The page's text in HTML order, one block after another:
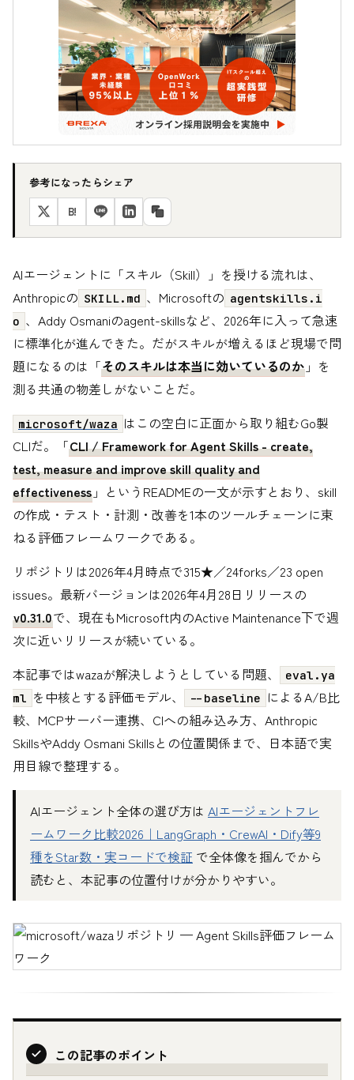
参考になったらシェア
B!
AIエージェントに「スキル（Skill）」を授ける流れは、
Anthropicの SKILL.md 、Microsoftの agentskills.i
o 、Addy Osmaniのagent-skillsなど、2026年に入って急速
に標準化が進んできた。だがスキルが増えるほど現場で問
題になるのは「そのスキルは本当に効いているのか 」を
測る共通の物差しがないことだ。
microsoft/waza はこの空白に正面から取り組むGo製
CLIだ。「CLI / Framework for Agent Skills - create,
test, measure and improve skill quality and
effectiveness 」というREADMEの一文が示すとおり、skill
の作成・テスト・計測・改善を1本のツールチェーンに束
ねる評価フレームワークである。
リポジトリは2026年4月時点で315★／24forks／23 open
issues。最新バージョンは2026年4月28日リリースの
v0.31.0で、現在もMicrosoft内のActive Maintenance下で週
次に近いリリースが続いている。
本記事ではwazaが解決しようとしている問題、
eval.ya
ml を中核とする評価モデル、 --baseline によるA/B比
較、MCPサーバー連携、CIへの組み込み方、Anthropic
SkillsやAddy Osmani Skillsとの位置関係まで、日本語で実
用目線で整理する。
AIエージェント全体の選び方は AIエージェントフレ
ームワーク比較2026｜LangGraph・CrewAI・Dify等9
種をStar数・実コードで検証 で全体像を掴んでから
読むと、本記事の位置付けが分かりやすい。
この記事のポイント